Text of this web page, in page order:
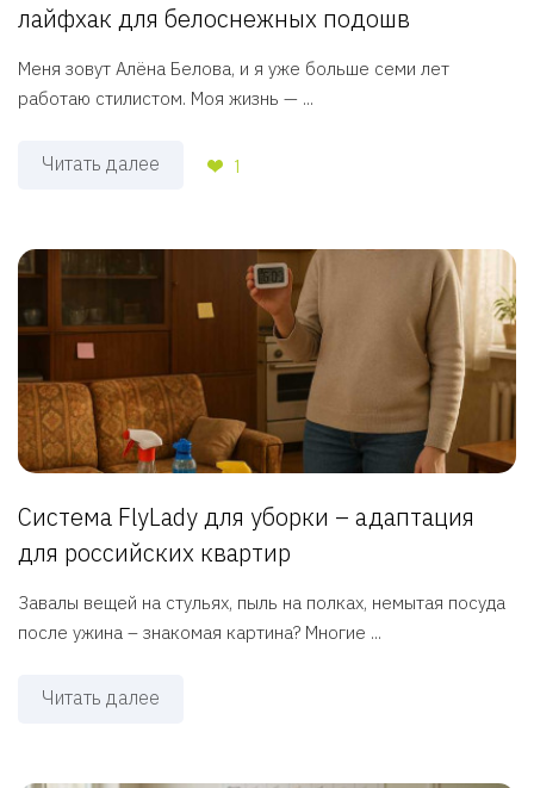
лайфхак для белоснежных подошв
Меня зовут Алёна Белова, и я уже больше семи лет
работаю стилистом. Моя жизнь — ...
Читать далее 1
Система FlyLady для уборки – адаптация
для российских квартир
Завалы вещей на стульях, пыль на полках, немытая посуда
после ужина – знакомая картина? Многие ...
Читать далее